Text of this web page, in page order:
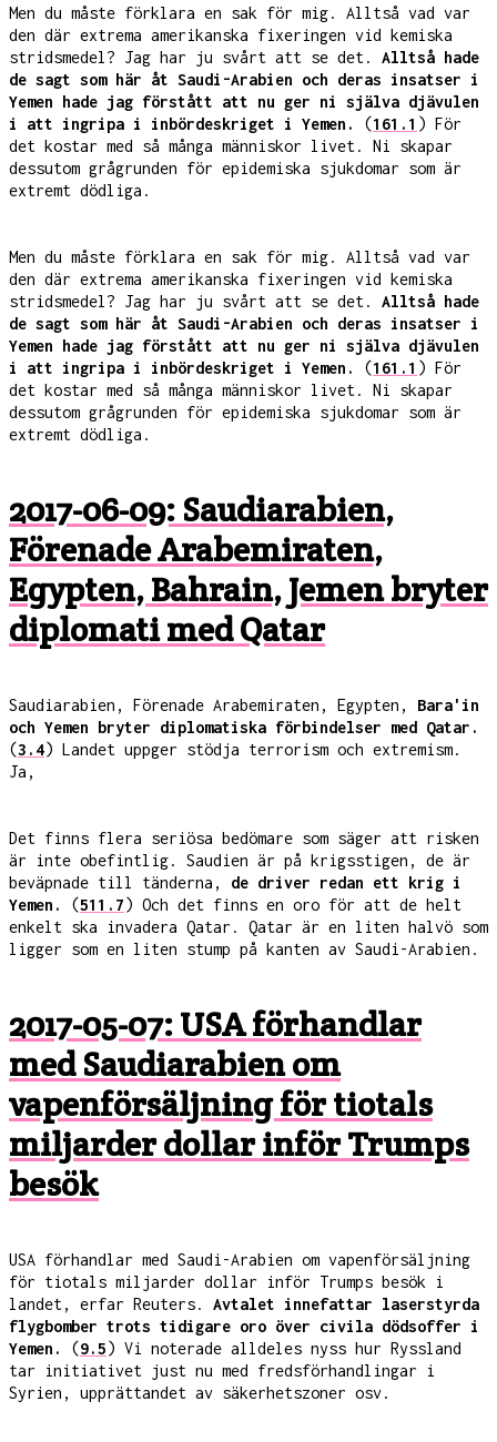
Men du måste förklara en sak för mig. Alltså vad var
den där extrema amerikanska fixeringen vid kemiska
stridsmedel? Jag har ju svårt att se det. Alltså hade
de sagt som här åt Saudi-Arabien och deras insatser i
Yemen hade jag förstått att nu ger ni själva djävulen
i att ingripa i inbördeskriget i Yemen.
(161.1 ) För
det kostar med så många människor livet. Ni skapar
dessutom grågrunden för epidemiska sjukdomar som är
extremt dödliga.
Men du måste förklara en sak för mig. Alltså vad var
den där extrema amerikanska fixeringen vid kemiska
stridsmedel? Jag har ju svårt att se det. Alltså hade
de sagt som här åt Saudi-Arabien och deras insatser i
Yemen hade jag förstått att nu ger ni själva djävulen
i att ingripa i inbördeskriget i Yemen.
(161.1 ) För
det kostar med så många människor livet. Ni skapar
dessutom grågrunden för epidemiska sjukdomar som är
extremt dödliga.
2017-06-09: Saudiarabien,
Förenade Arabemiraten,
Egypten, Bahrain, Jemen bryter
diplomati med Qatar
Saudiarabien, Förenade Arabemiraten, Egypten, Bara'in
och Yemen bryter diplomatiska förbindelser med Qatar.
(3.4) Landet uppger stödja terrorism och extremism.
Ja,
Det finns flera seriösa bedömare som säger att risken
är inte obefintlig. Saudien är på krigsstigen, de är
beväpnade till tänderna, de driver redan ett krig i
Yemen.
(511.7) Och det finns en oro för att de helt
enkelt ska invadera Qatar. Qatar är en liten halvö som
ligger som en liten stump på kanten av Saudi-Arabien.
2017-05-07: USA förhandlar
med Saudiarabien om
vapenförsäljning för tiotals
miljarder dollar inför Trumps
besök
USA förhandlar med Saudi-Arabien om vapenförsäljning
för tiotals miljarder dollar inför Trumps besök i
landet, erfar Reuters. Avtalet innefattar laserstyrda
flygbomber trots tidigare oro över civila dödsoffer i
Yemen.
(9.5) Vi noterade alldeles nyss hur Ryssland
tar initiativet just nu med fredsförhandlingar i
Syrien, upprättandet av säkerhetszoner osv.